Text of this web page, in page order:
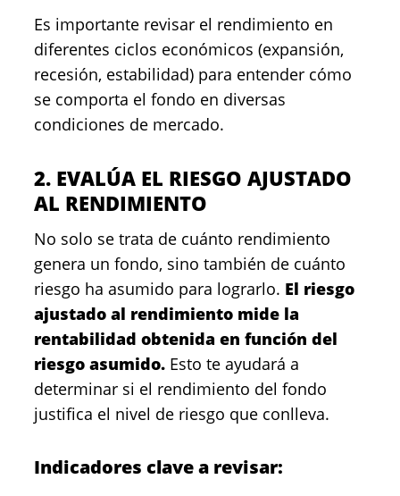
Es importante revisar el rendimiento en
diferentes ciclos económicos (expansión,
recesión, estabilidad) para entender cómo
se comporta el fondo en diversas
condiciones de mercado.
2. EVALÚA EL RIESGO AJUSTADO
AL RENDIMIENTO
No solo se trata de cuánto rendimiento
genera un fondo, sino también de cuánto
riesgo ha asumido para lograrlo. El riesgo
ajustado al rendimiento mide la
rentabilidad obtenida en función del
riesgo asumido. Esto te ayudará a
determinar si el rendimiento del fondo
justifica el nivel de riesgo que conlleva.
Indicadores clave a revisar: